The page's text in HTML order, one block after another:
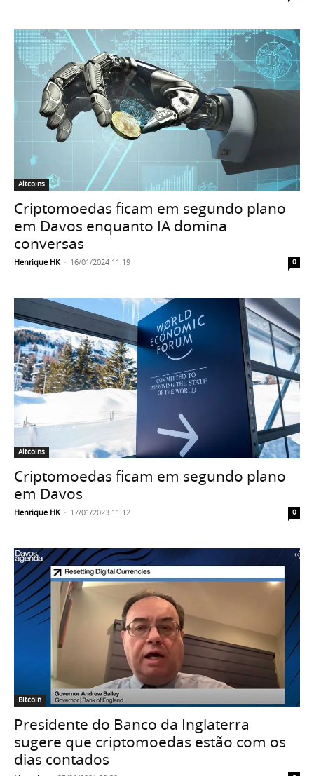
Altcoins
Criptomoedas ficam em segundo plano
em Davos enquanto IA domina
conversas
Henrique HK - 16/01/2024 11:19 0
Altcoins
Criptomoedas ficam em segundo plano
em Davos
Henrique HK - 17/01/2023 11:12 0
Bitcoin
Presidente do Banco da Inglaterra
sugere que criptomoedas estão com os
dias contados